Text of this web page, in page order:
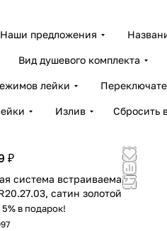
Наши предложения
Вид душевого комплекта
лейки
Излив Сбросить
₽
система встраиваемая
сатин золотой
в подарок!